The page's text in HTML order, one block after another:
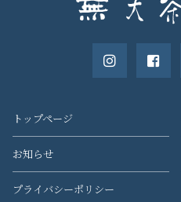
トップページ
お知らせ
プライバシーポリシー